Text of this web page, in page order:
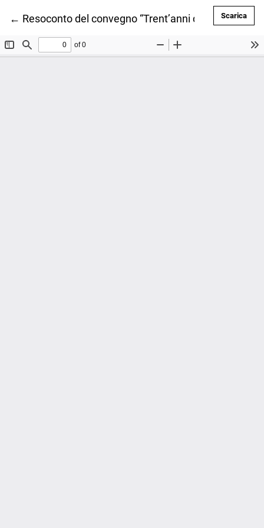
← Ritorna ai dettagli dell'articolo
Resoconto del convegno “Trent’anni della Legge
Scarica